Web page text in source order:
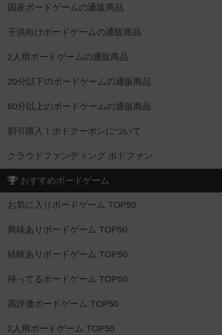
国産ボードゲームの通販商品
子供向けボードゲームの通販商品
2人用ボードゲームの通販商品
20分以下のボードゲームの通販商品
60分以上のボードゲームの通販商品
割引購入！ボドクーポンについて
クラウドファンディング ボドファン
おすすめボードゲーム
お気に入りボードゲーム TOP50
興味ありボードゲーム TOP50
経験ありボードゲーム TOP50
持ってるボードゲーム TOP50
高評価ボードゲーム TOP50
2人用ボードゲーム TOP50